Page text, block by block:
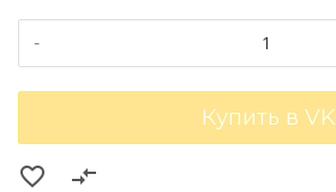
-
Купить в VK
favorite_border compare_arrows